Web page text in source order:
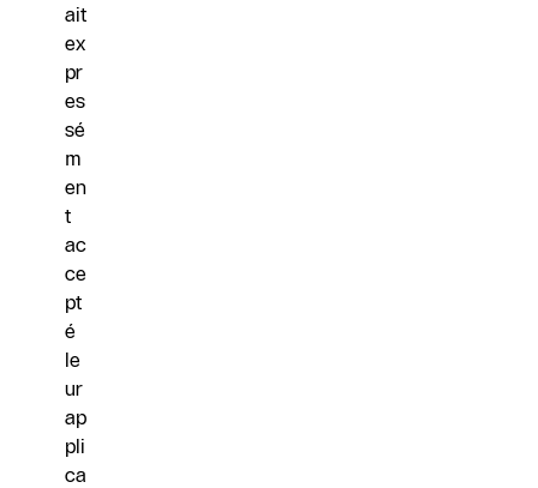
ait
ex
pr
es
sé
m
en
t
ac
ce
pt
é
le
ur
ap
pli
ca